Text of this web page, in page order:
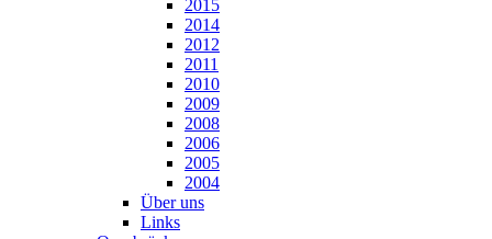
2015
2014
2012
2011
2010
2009
2008
2006
2005
2004
Über uns
Links